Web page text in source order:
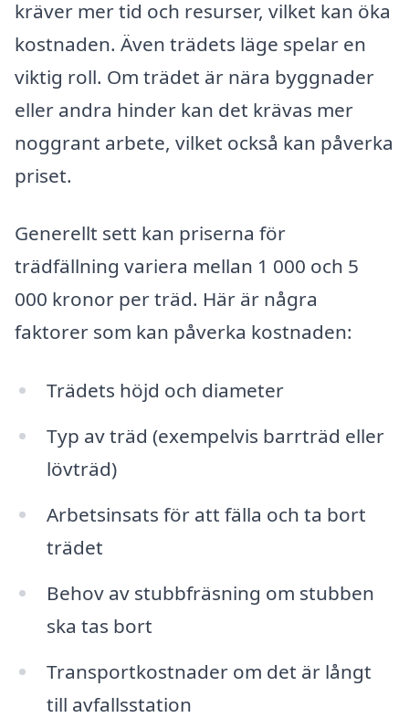
kräver mer tid och resurser, vilket kan öka
kostnaden. Även trädets läge spelar en
viktig roll. Om trädet är nära byggnader
eller andra hinder kan det krävas mer
noggrant arbete, vilket också kan påverka
priset.
Generellt sett kan priserna för
trädfällning variera mellan 1 000 och 5
000 kronor per träd. Här är några
faktorer som kan påverka kostnaden:
Trädets höjd och diameter
Typ av träd (exempelvis barrträd eller
lövträd)
Arbetsinsats för att fälla och ta bort
trädet
Behov av stubbfräsning om stubben
ska tas bort
Transportkostnader om det är långt
till avfallsstation